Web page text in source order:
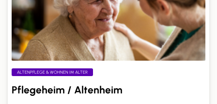
ALTENPFLEGE & WOHNEN IM ALTER
Pflegeheim / Altenheim